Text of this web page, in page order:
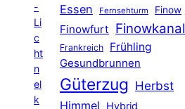
-
Li
c
ht
n
el
k
Essen Fernsehturm Finow
Finowfurt Finowkanal
Frankreich Frühling
Gesundbrunnen
Güterzug Herbst
Himmel
Hybrid